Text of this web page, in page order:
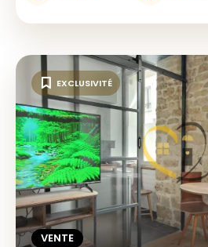
VENTE
EXCLUSIVITÉ